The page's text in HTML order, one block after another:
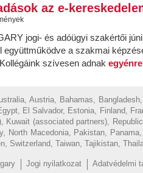
az e-
jogi- és adóügyi szakértői
a szakmai
szívesen adnak
Austria, Bahamas,
El Salvador, Estonia, Finland,
Kuwait (associated partners),
North Macedonia, Pakistan,
Switzerland, Taiwan, Tajikistan,
Jogi nyilatkozat Adatvédelmi